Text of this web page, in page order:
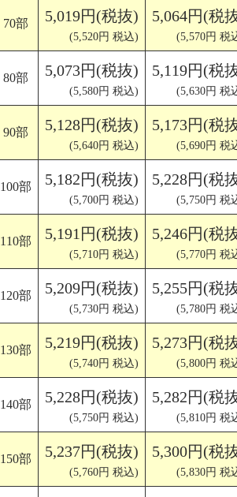
70部 5,019円(税抜)
(5,520円 税込)
5,064円(税
(5,570円 税
80部 5,073円(税抜)
(5,580円 税込)
5,119円(税
(5,630円 税
90部 5,128円(税抜)
(5,640円 税込)
5,173円(税
(5,690円 税
100部 5,182円(税抜)
(5,700円 税込)
5,228円(税
(5,750円 税
110部 5,191円(税抜)
(5,710円 税込)
5,246円(税
(5,770円 税
120部 5,209円(税抜)
(5,730円 税込)
5,255円(税
(5,780円 税
130部 5,219円(税抜)
(5,740円 税込)
5,273円(税
(5,800円 税
140部 5,228円(税抜)
(5,750円 税込)
5,282円(税
(5,810円 税
150部 5,237円(税抜)
(5,760円 税込)
5,300円(税
(5,830円 税